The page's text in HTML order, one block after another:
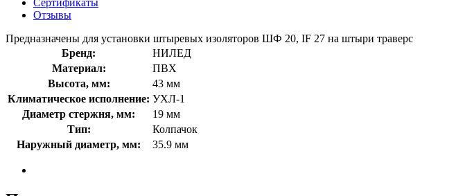
Отзывы
Предназначены для установки штыревых изоляторов ШФ 20, IF 27 на штыри траверс
Бренд:
НИЛЕД
Материал:
ПВХ
Высота, мм:
43 мм
Климатическое исполнение: УХЛ-1
Диаметр стержня, мм:
19 мм
Тип:
Колпачок
Наружный диаметр, мм:
35.9 мм